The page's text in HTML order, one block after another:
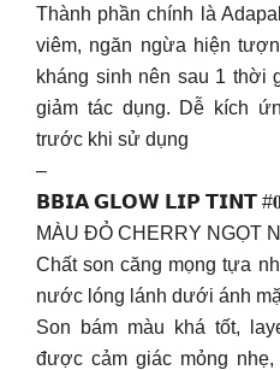
Thành phần chính là
viêm, ngăn ngừa hiện
kháng sinh nên sau 1 thời
giảm tác dụng. Dễ kích
trước khi sử dụng
–
𝗕𝗕𝗜𝗔 𝗚𝗟𝗢𝗪 𝗟𝗜𝗣 𝗧𝗜𝗡𝗧
MÀU ĐỎ CHERRY NGỌT
Chất son căng mọng tựa
nước lóng lánh dưới ánh
Son bám màu khá tốt,
được cảm giác mỏng